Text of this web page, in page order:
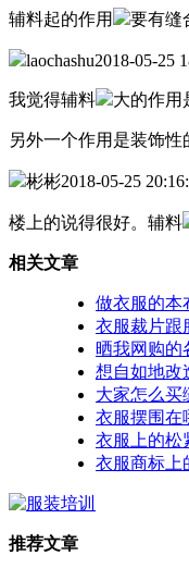
辅料起的作用 要有缝
laochashu2018-05-25
我觉得辅料 大的作用
另外一个作用是装饰
彬彬2018-05-25
楼上的说得很好。辅料
相关文章
做衣服的本
衣服裁片跟
晒我网购的
想自如地改
大家怎么买
衣服摆围在
衣服上的松
衣服商标上
推荐文章